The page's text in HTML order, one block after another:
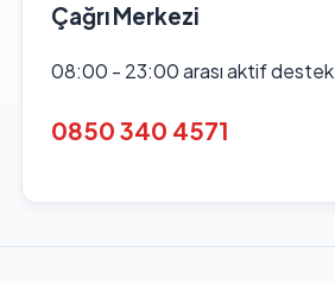
Çağrı Merkezi
08:00 - 23:00 arası aktif destek
0850 340 4571